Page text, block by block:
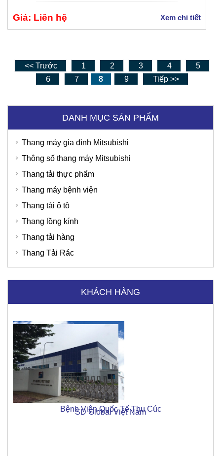
Giá: Liên hệ Xem chi tiết
<< Trước 1 2 3 4
5
6
7 8 9 Tiếp >>
DANH MỤC SẢN PHẨM
Thang máy gia đình Mitsubishi
Thông số thang máy Mitsubishi
Thang tải thực phẩm
Thang máy bệnh viện
Thang tải ô tô
Thang lồng kính
Thang tải hàng
Thang Tải Rác
KHÁCH HÀNG
Bệnh Viện Quốc Tế Thu Cúc